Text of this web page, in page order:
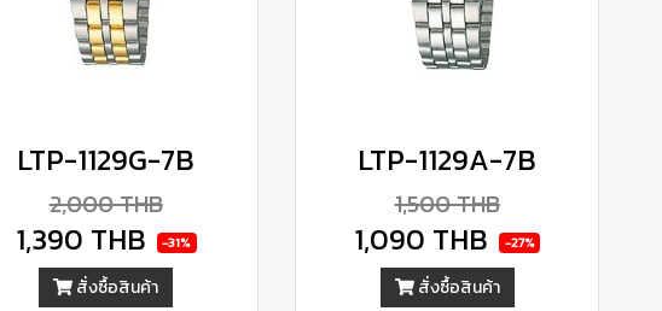
LTP-1129G-7B
2,000 THB
1,390 THB -31%
สั่งซื้อสินค้า
LTP-1129A-7B
1,500 THB
1,090 THB -27%
สั่งซื้อสินค้า